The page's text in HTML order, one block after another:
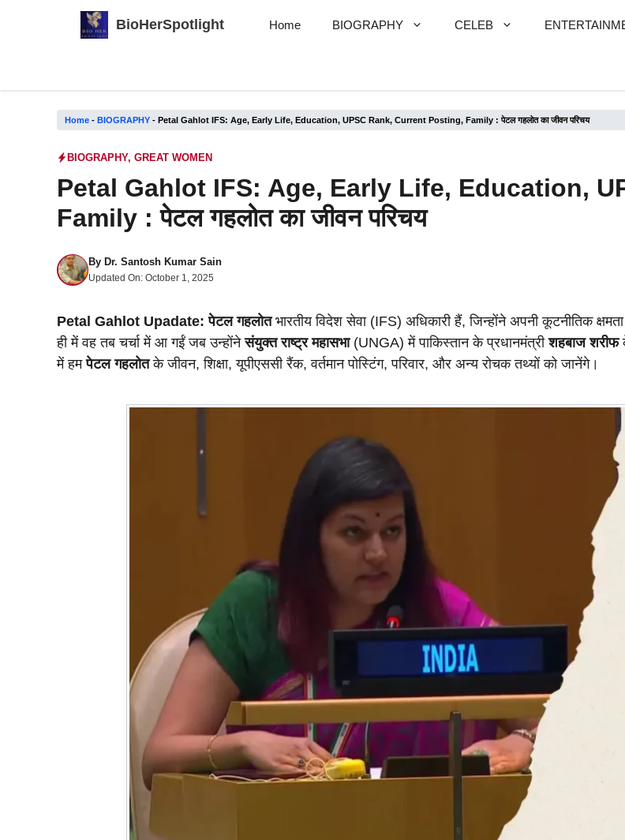
BioHerSpotlight Home BIOGRAPHY CELEB
Home - BIOGRAPHY - Petal Gahlot IFS: Age, Early Life, Education, UPSC Rank, Current Posting, Family : पेटल गहलोत का जीवन परिचय
BIOGRAPHY, GREAT WOMEN
Petal Gahlot IFS: Age, Early Life, Education,
Family : पेटल गहलोत का जीवन परिचय
By Dr. Santosh Kumar Sain
Updated On: October 1, 2025
Petal Gahlot Upadate: पेटल गहलोतभारतीय विदेश सेवा (IFS) अधिकारी हैं, जिन्होंने अपनी कूटनीतिक
ही में वह तब चर्चा में आ गईं जब उन्होंनेसंयुक्त राष्ट्र महासभा(UNGA) में पाकिस्तान के प्रधानमंत्रीशहबाज शरीफ
में हमपेटल गहलोतके जीवन, शिक्षा, यूपीएससी रैंक, वर्तमान पोस्टिंग, परिवार, और अन्य रोचक तथ्यों को जानेंगे।